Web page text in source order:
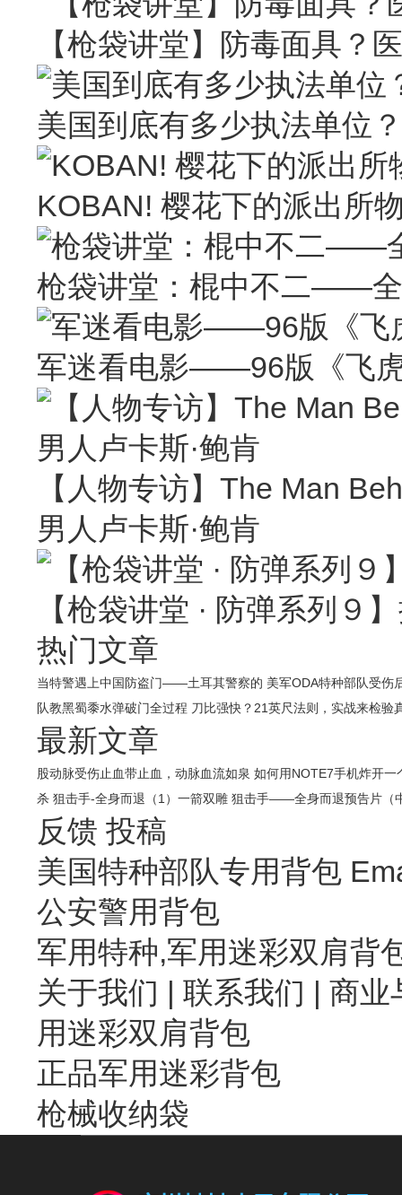
【枪袋讲堂】防毒面具？
美国到底有多少执法单位
KOBAN! 樱花下的派出所
枪袋讲堂：棍中不二——
军迷看电影——96版《飞
【人物专访】The Man
男人卢卡斯·鲍肯
【枪袋讲堂 · 防弹系列９
热门文章
当特警遇上中国防盗门——土耳其警察的 美军ODA特种部队受伤
队教黑蜀黍水弹破门全过程 刀比强快？21英尺法则，实战来检验
最新文章
股动脉受伤止血带止血，动脉血流如泉 如何用NOTE7手机炸开
杀 狙击手-全身而退（1）一箭双雕 狙击手——全身而退预告片（
反馈 投稿
美国特种部队专用背包
公安警用背包
军用特种,军用迷彩双肩背
关于我们 | 联系我们 | 商业
用迷彩双肩背包
正品军用迷彩背包
枪械收纳袋